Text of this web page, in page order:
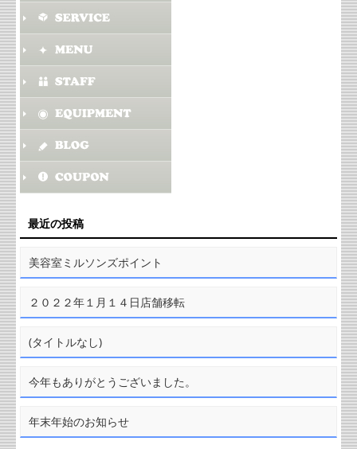
最近の投稿
美容室ミルソンズポイント
２０２２年１月１４日店舗移転
(タイトルなし)
今年もありがとうございました。
年末年始のお知らせ